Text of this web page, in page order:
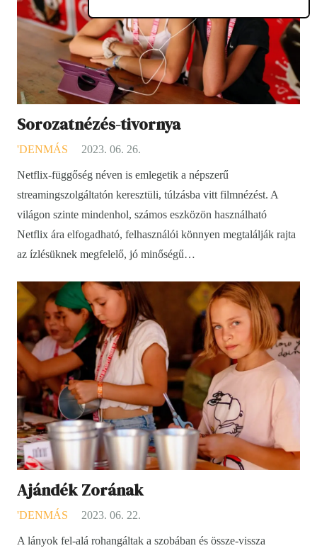
Sorozatnézés-tivornya
'DENMÁS 2023. 06. 26.
Netflix-függőség néven is emlegetik a népszerű
streamingszolgáltatón keresztüli, túlzásba vitt filmnézést. A
világon szinte mindenhol, számos eszközön használható
Netflix ára elfogadható, felhasználói könnyen megtalálják rajta
az ízlésüknek megfelelő, jó minőségű…
Ajándék Zorának
'DENMÁS 2023. 06. 22.
A lányok fel-alá rohangáltak a szobában és össze-vissza